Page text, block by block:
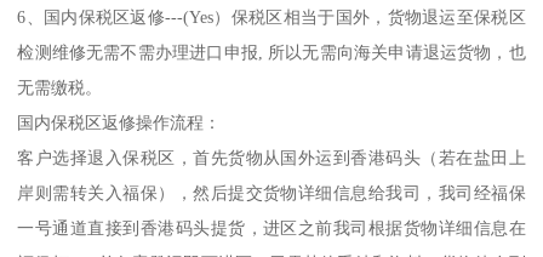
6、国内保税区返修---(Yes）保税区相当于国外，货物退运至保税区
检测维修无需不需办理进口申报, 所以无需向海关申请退运货物，也
无需缴税。
国内保税区返修操作流程：
客户选择退入保税区，首先货物从国外运到香港码头（若在盐田上
岸则需转关入福保），然后提交货物详细信息给我司，我司经福保
一号通道直接到香港码头提货，进区之前我司根据货物详细信息在